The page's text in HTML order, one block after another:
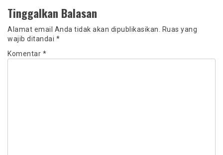
Tinggalkan Balasan
Alamat email Anda tidak akan dipublikasikan.
Ruas yang
wajib ditandai *
Komentar *